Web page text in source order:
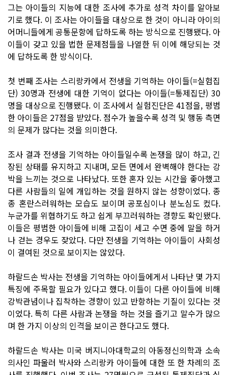
그는 아이들의 지능에 대한 조사에 추가로 성격 차이를 알아보
기로 했다. 이 조사는 아이들을 대상으로 한 것이 아니라 아이의
어머니들에게 공통문항에 답하도록 하는 방식으로 진행됐다. 아
이들이 갖고 있을 법한 문제점들을 나열한 뒤 이에 해당되는 것
에 답하도록 한 방식이다.
첫 번째 조사는 스리랑카에서 전생을 기억하는 아이들(=실험집
단) 30명과 전생에 대한 기억이 없다는 아이들(=통제집단) 30
명을 대상으로 진행됐다. 이 조사에서 실험진단은 41점을, 평범
한 아이들은 27점을 받았다. 점수가 높을수록 성격 및 행동 측면
의 문제가 많다는 것을 의미한다.
조사 결과 전생을 기억하는 아이들일수록 논쟁을 많이 하고, 긴
장된 상태를 유지하고 지내며, 모든 면에서 완벽해야 한다는 강
박을 느끼는 것으로 나타났다. 또한 혼자 있는 시간을 좋아했고
다른 사람들의 일에 개입하는 것을 원하지 않는 성향이었다. 종
종 혼란스러워하는 모습도 보이며 공포심이나 분노심도 컸다.
누군가를 위협하기도 하고 쉽게 부끄러워하는 경향도 확인됐다.
이들은 평범한 아이들에 비해 고집이 세고 수면 중에 말을 하거
나 걷는 경우도 잦았다. 다만 전생을 기억하는 아이들이 사회성
이 결여된 것으로 보이지는 않았다.
하랄드손 박사는 전생을 기억하는 아이들에게서 나타난 몇 가지
특징에 주목할 필요가 있다고 했다. 이들이 다른 아이들에 비해
강박관념이나 집착하는 경향이 있고 반항하는 기질이 있다는 것
이었다. 특히 다른 사람과 논쟁을 하는 것을 즐기고 말수가 많으
며 한 가지 이상의 인격을 보이곤 한다고도 했다.
하랄드손 박사는 미국 버지니아대학교의 아동정신의학과 소속
의사인 파울러 박사와 스리랑카 아이들에 대한 또 한 차례의 조